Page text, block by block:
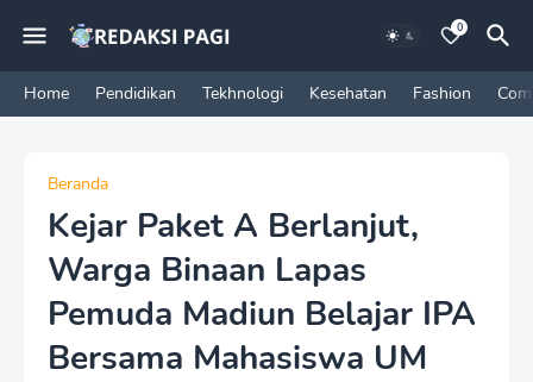
0
Home Pendidikan Tekhnologi Kesehatan Fashion
Beranda
Kejar Paket A Berlanjut,
Warga Binaan Lapas
Pemuda Madiun Belajar IPA
Bersama Mahasiswa UM